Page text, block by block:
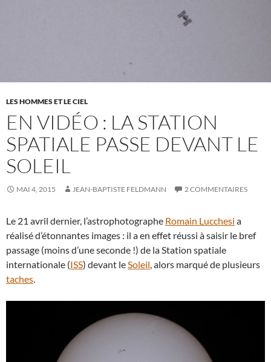
LES HOMMES ET LE CIEL
EN VIDÉO : LA STATION
SPATIALE PASSE DEVANT LE
SOLEIL
MAI 4, 2015 JEAN-BAPTISTE FELDMANN 2 COMMENTAIRES
Le 21 avril dernier, l’astrophotographe Romain Lucchesi a
réalisé d’étonnantes images : il a en effet réussi à saisir le bref
passage (moins d’une seconde !) de la Station spatiale
internationale (ISS) devant leSoleil, alors marqué de plusieurs
taches.